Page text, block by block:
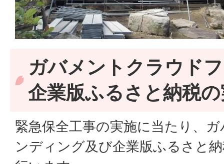
ガバメントクラウド
企業版ふるさと納税
緊急保全工事の実施に当たり、
ンディング及び企業版ふるさと